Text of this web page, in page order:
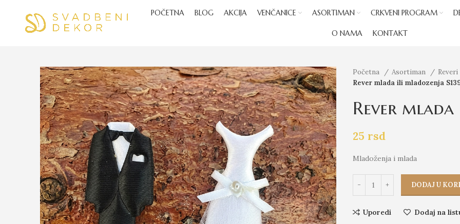
POČETNA BLOG AKCIJA VENČANICE ASORTIMAN CRKVENI PROGRAM
O NAMA KONTAKT
Početna Asortiman
Rever mlada ili mladozenja
Rever
25 rsd
Mladoženja i mlada
DODAJ U
Uporedi Dodaj na